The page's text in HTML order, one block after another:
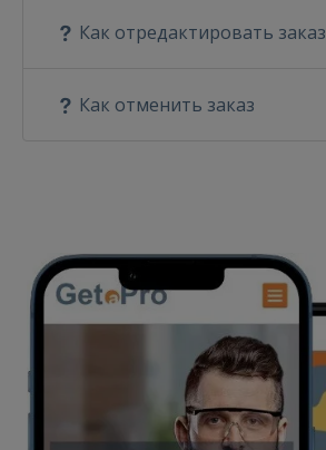
Как отредактировать заказ
Как отменить заказ